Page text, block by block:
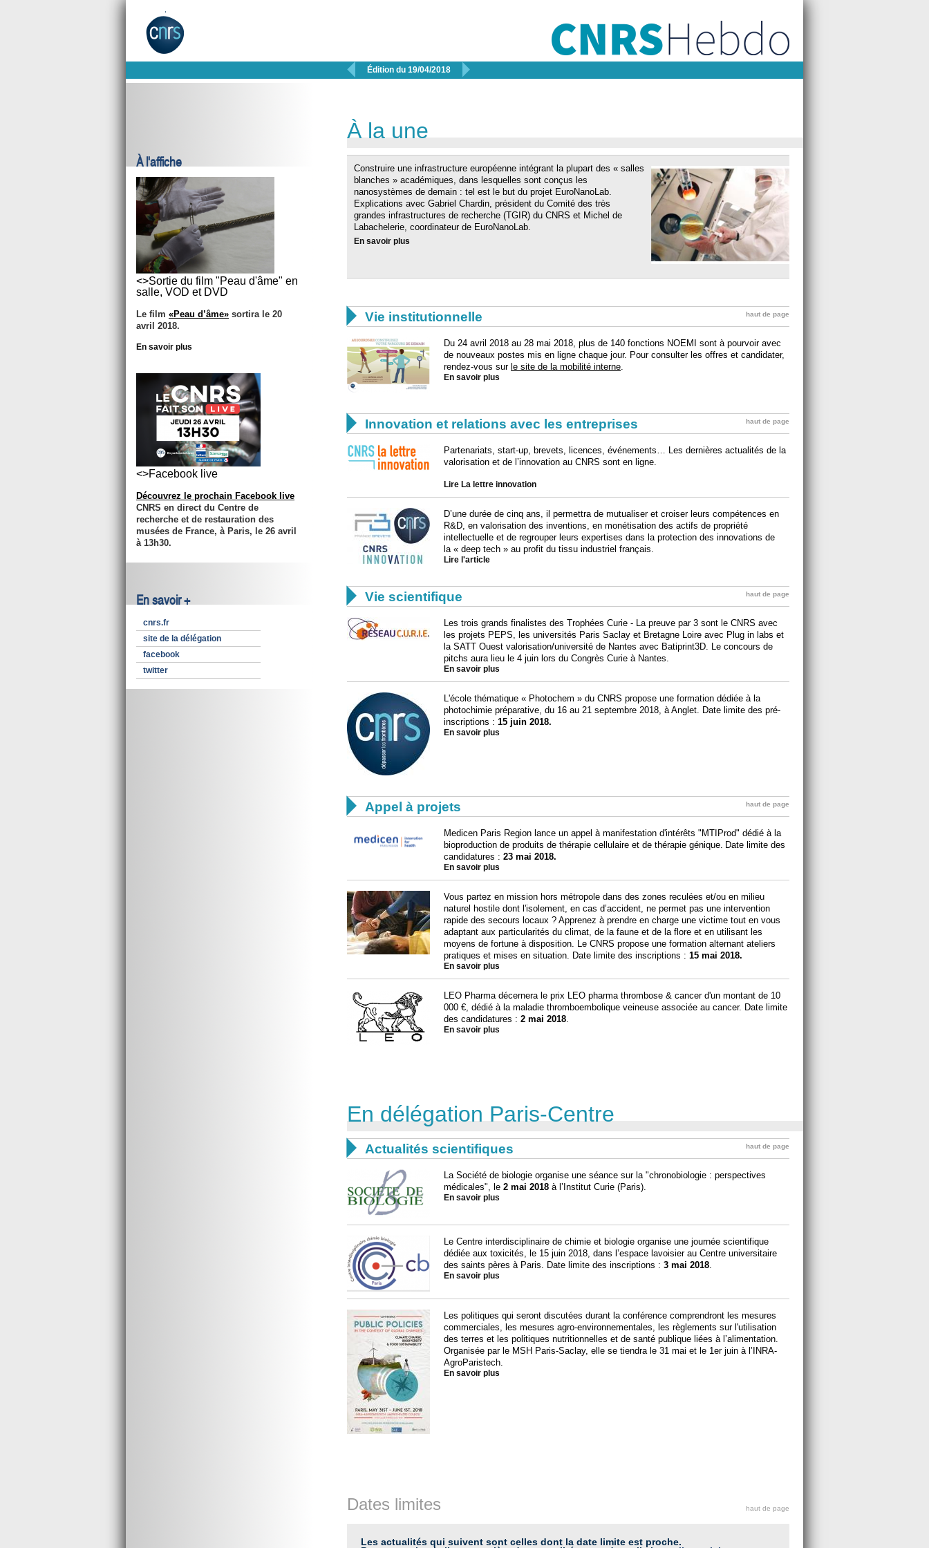
 Édition du 19/04/2018 
À l'affiche
<>Sortie du film "Peau d'âme" en
salle, VOD et DVD
Le film «Peau d’âme» sortira le 20
avril 2018.
En savoir plus
<>Facebook live
Découvrez le prochain Facebook live
CNRS en direct du Centre de
recherche et de restauration des
musées de France, à Paris, le 26 avril
à 13h30.
En savoir +
cnrs.fr
site de la délégation
facebook
twitter
À la une
Construire une infrastructure européenne intégrant la plupart des « salles
blanches » académiques, dans lesquelles sont conçus les
nanosystèmes de demain : tel est le but du projet EuroNanoLab.
Explications avec Gabriel Chardin, président du Comité des très
grandes infrastructures de recherche (TGIR) du CNRS et Michel de
Labachelerie, coordinateur de EuroNanoLab.
En savoir plus
 Vie institutionnelle haut de page
Du 24 avril 2018 au 28 mai 2018, plus de 140 fonctions NOEMI sont à pourvoir avec
de nouveaux postes mis en ligne chaque jour. Pour consulter les offres et candidater,
rendez-vous sur le site de la mobilité interne
En savoir plus
 Innovation et relations avec les entreprises haut de page
Partenariats, start-up, brevets, licences, événements… Les dernières actualités de la
valorisation et de l’innovation au CNRS sont en ligne.
Lire La lettre innovation
D’une durée de cinq ans, il permettra de mutualiser et croiser leurs compétences en
R&D, en valorisation des inventions, en monétisation des actifs de propriété
intellectuelle et de regrouper leurs expertises dans la protection des innovations de
la « deep tech » au profit du tissu industriel français.
Lire l'article
 Vie scientifique haut de page
Les trois grands finalistes des Trophées Curie - La preuve par 3 sont le CNRS avec
les projets PEPS, les universités Paris Saclay et Bretagne Loire avec Plug in labs et
la SATT Ouest valorisation/université de Nantes avec Batiprint3D. Le concours de
pitchs aura lieu le 4 juin lors du Congrès Curie à Nantes.
En savoir plus
L'école thématique « Photochem » du CNRS propose une formation dédiée à la
photochimie préparative, du 16 au 21 septembre 2018, à Anglet. Date limite des pré-
inscriptions : 15 juin 2018.
En savoir plus
 Appel à projets haut de page
Medicen Paris Region lance un appel à manifestation d'intérêts "MTIProd" dédié à la
bioproduction de produits de thérapie cellulaire et de thérapie génique. Date limite des
candidatures : 23 mai 2018.
En savoir plus
Vous partez en mission hors métropole dans des zones reculées et/ou en milieu
naturel hostile dont l'isolement, en cas d’accident, ne permet pas une intervention
rapide des secours locaux ? Apprenez à prendre en charge une victime tout en vous
adaptant aux particularités du climat, de la faune et de la flore et en utilisant les
moyens de fortune à disposition. Le CNRS propose une formation alternant ateliers
pratiques et mises en situation. Date limite des inscriptions : 15 mai 2018.
En savoir plus
LEO Pharma décernera le prix LEO pharma thrombose & cancer d'un montant de 10
000 €, dédié à la maladie thromboembolique veineuse associée au cancer. Date limite
des candidatures : 2 mai 2018
En savoir plus
En délégation Paris-Centre
 Actualités scientifiques haut de page
La Société de biologie organise une séance sur la "chronobiologie : perspectives
médicales", le 2 mai 2018 à l’Institut Curie (Paris).
En savoir plus
Le Centre interdisciplinaire de chimie et biologie organise une journée scientifique
dédiée aux toxicités, le 15 juin 2018, dans l’espace lavoisier au Centre universitaire
des saints pères à Paris. Date limite des inscriptions : 3 mai 2018
En savoir plus
Les politiques qui seront discutées durant la conférence comprendront les mesures
commerciales, les mesures agro-environnementales, les règlements sur l'utilisation
des terres et les politiques nutritionnelles et de santé publique liées à l’alimentation.
Organisée par le MSH Paris-Saclay, elle se tiendra le 31 mai et le 1er juin à l’INRA-
AgroParistech.
En savoir plus
Dates limites haut de page
Les actualités qui suivent sont celles dont la date limite est proche.